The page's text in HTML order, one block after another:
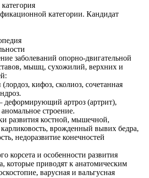
категории. Кандидат
заболеваний опорно-двигательной
мышц, сухожилий, верхних и
кифоз, сколиоз, сочетанная
деформирующий артроз (артрит),
строение.
развития костной, мышечной,
врожденный вывих бедра,
недоразвитие конечностей
корсета и особенности развития
которые приводят к анатомическим
варусная и вальгусная